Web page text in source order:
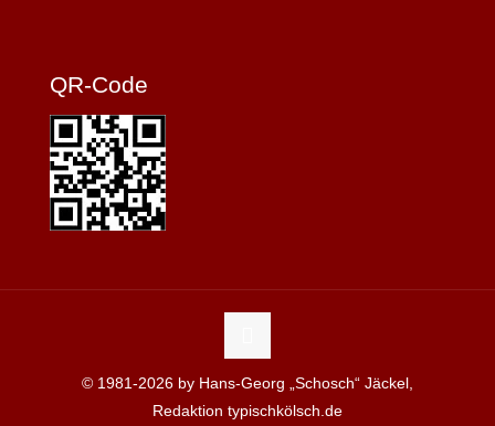
QR-Code
© 1981-2026 by Hans-Georg „Schosch“ Jäckel,
Redaktion typischkölsch.de